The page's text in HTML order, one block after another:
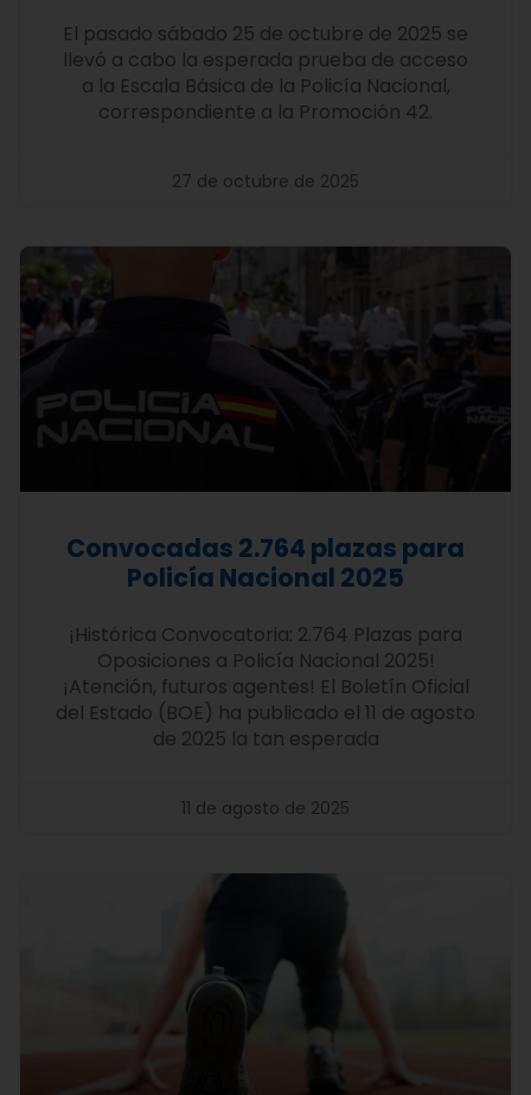
El pasado sábado 25 de octubre de 2025 se
llevó a cabo la esperada prueba de acceso
a la Escala Básica de la Policía Nacional,
correspondiente a la Promoción 42.
27 de octubre de 2025
Convocadas 2.764 plazas para
Policía Nacional 2025
¡Histórica Convocatoria: 2.764 Plazas para
Oposiciones a Policía Nacional 2025!
¡Atención, futuros agentes! El Boletín Oficial
del Estado (BOE) ha publicado el 11 de agosto
de 2025 la tan esperada
11 de agosto de 2025